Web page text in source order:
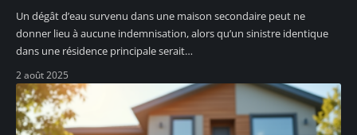
Un dégât d’eau survenu dans une maison secondaire peut ne
donner lieu à aucune indemnisation, alors qu’un sinistre identique
dans une résidence principale serait…
2 août 2025